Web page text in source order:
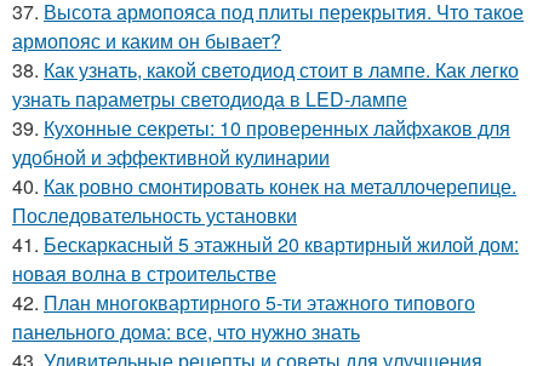
37. Высота армопояса под плиты перекрытия. Что такое
армопояс и каким он бывает?
38. Как узнать, какой светодиод стоит в лампе. Как легко
узнать параметры светодиода в LED-лампе
39. Кухонные секреты: 10 проверенных лайфхаков для
удобной и эффективной кулинарии
40. Как ровно смонтировать конек на металлочерепице.
Последовательность установки
41. Бескаркасный 5 этажный 20 квартирный жилой дом:
новая волна в строительстве
42. План многоквартирного 5-ти этажного типового
панельного дома: все, что нужно знать